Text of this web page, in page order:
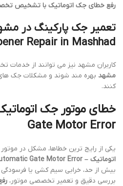
رفع خطای جک اتوماتیک با تشخیص
Repair in Mashhad
کاربران مشهد نیز می توانند از خدمات
مشهد بهره مند شوند و مشکلات جک های
کنند.
Gate Motor Error
یکی از رایج ترین خطاها، مشکل در
اتوماتیک – Automatic Gate Motor Error
بیش از حد، خرابی سیم کشی یا فرسودگی
بررسی دقیق و تعمیر تخصصی موتور،